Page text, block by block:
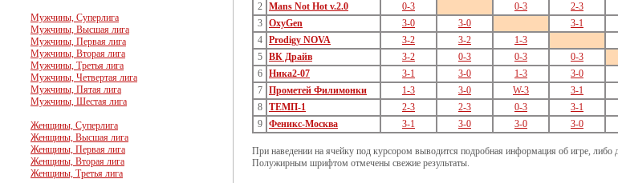
Мужчины, Суперлига
Мужчины, Высшая лига
Мужчины, Первая лига
Мужчины, Вторая лига
Мужчины, Третья лига
Мужчины, Четвертая лига
Мужчины, Пятая лига
Мужчины, Шестая лига
Женщины, Суперлига
Женщины, Высшая лига
Женщины, Первая лига
Женщины, Вторая лига
Женщины, Третья лига
2
Mans Not Hot v.2.0 0-3 0-3 2-3
3
OxyGen 3-0 3-0 3-1
4
Prodigy NOVA 3-2 3-2 1-3
5
ВК Драйв 3-2 0-3 0-3 0-3
6
Ника2-07 3-1 3-0 1-3 3-0
7
Прометей Филимонки 1-3 3-0 W-3 3-1
8
ТЕМП-1 2-3 2-3 0-3 3-1
9
Феникс-Москва 3-1 3-0 3-0 3-0
При наведении на ячейку под курсором выводится подробная информация об игре, либо
Полужирным шрифтом отмечены свежие результаты.